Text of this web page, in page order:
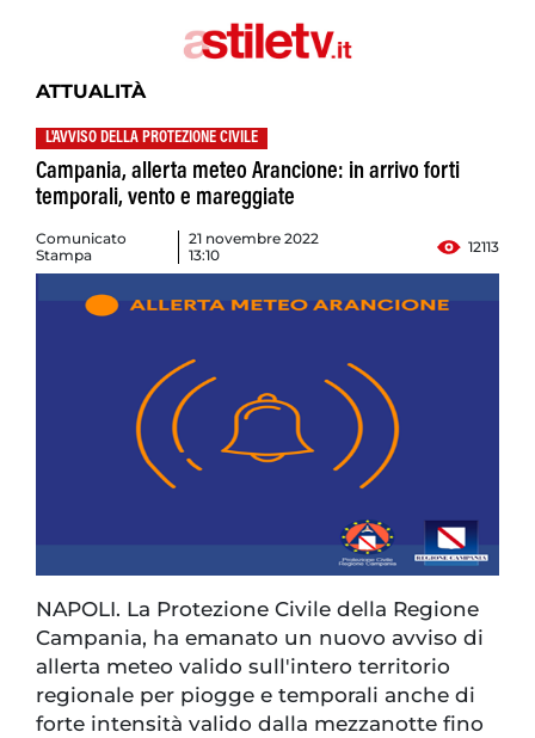
ATTUALITÀ
L'AVVISO DELLA PROTEZIONE CIVILE
Campania, allerta meteo Arancione: in arrivo forti
temporali, vento e mareggiate
Comunicato
Stampa
21 novembre 2022
13:10
12113
NAPOLI. La Protezione Civile della Regione
Campania, ha emanato un nuovo avviso di
allerta meteo valido sull'intero territorio
regionale per piogge e temporali anche di
forte intensità valido dalla mezzanotte fino